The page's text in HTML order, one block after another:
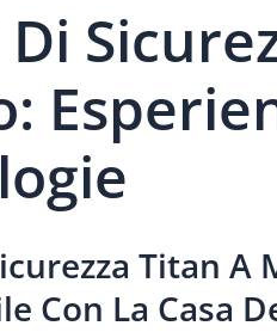
Titan A
Con La Casa